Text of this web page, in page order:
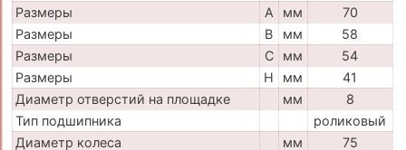
Размеры
A мм
70
Размеры
B мм
58
Размеры
C мм
54
Размеры
H мм
41
Диаметр отверстий на площадке
мм
8
Тип подшипника
роликовый
Диаметр колеса
мм
75